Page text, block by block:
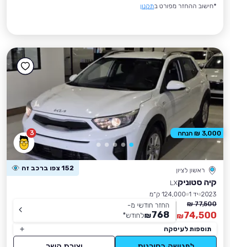
*חישוב ההחזר מפורט בתקנון
3
ראשון לציון 152 צפו ברכב זה
קיה סטוניקLX
2023 יד 1
124,000 ק״מ
77,500 ₪
74,500
₪
החזר חודשי מ-
768
₪לחודש*
תוספות לעיסקה
3,000 ₪ הנחה